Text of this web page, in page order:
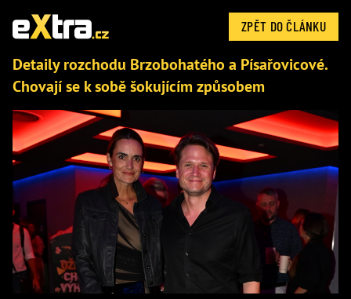
ZPĚT DO ČLÁNKU
Detaily rozchodu Brzobohatého a Písařovicové.
Chovají se k sobě šokujícím způsobem